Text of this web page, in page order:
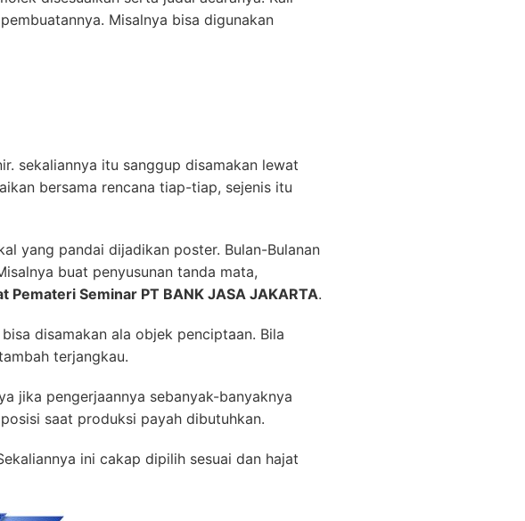
Misalnya bisa digunakan
sekaliannya itu sanggup disamakan lewat
bersama rencana tiap-tiap, sejenis itu
yang pandai dijadikan poster. Bulan-Bulanan
buat penyusunan tanda mata,
Pemateri Seminar PT BANK JASA JAKARTA.
disamakan ala objek penciptaan. Bila
terjangkau.
jika pengerjaannya sebanyak-banyaknya
saat produksi payah dibutuhkan.
ini cakap dipilih sesuai dan hajat